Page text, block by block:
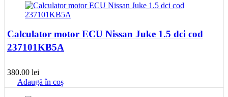
Calculator motor ECU Nissan Juke 1.5 dci cod
237101KB5A
380.00 lei
Adaugă în coș